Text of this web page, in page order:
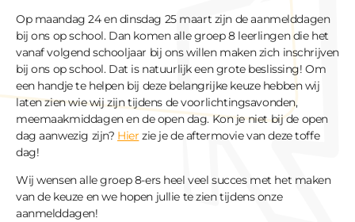
Op maandag 24 en dinsdag 25 maart zijn de aanmelddagen
bij ons op school. Dan komen alle groep 8 leerlingen die het
vanaf volgend schooljaar bij ons willen maken zich inschrijven
bij ons op school. Dat is natuurlijk een grote beslissing! Om
een handje te helpen bij deze belangrijke keuze hebben wij
laten zien wie wij zijn tijdens de voorlichtingsavonden,
meemaakmiddagen en de open dag. Kon je niet bij de open
dag aanwezig zijn? Hier zie je de aftermovie van deze toffe
dag!
Wij wensen alle groep 8-ers heel veel succes met het maken
van de keuze en we hopen jullie te zien tijdens onze
aanmelddagen!